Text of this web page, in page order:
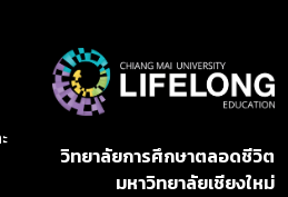
วิทยาลัยการศึกษาตลอดชีวิต
มหาวิทยาลัยเชียงใหม่